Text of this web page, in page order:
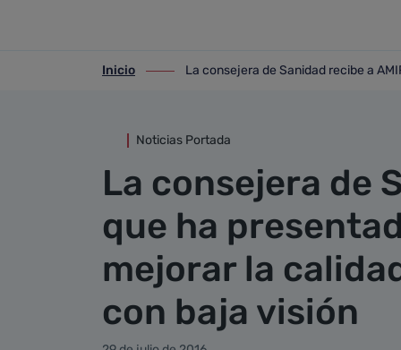
ir-a inicio
Inicio
ir-a La consejera de Sanidad recibe a
La consejera de Sanidad recibe a
Noticias Portada
La consejera de
que ha
mejorar la
con baja visión